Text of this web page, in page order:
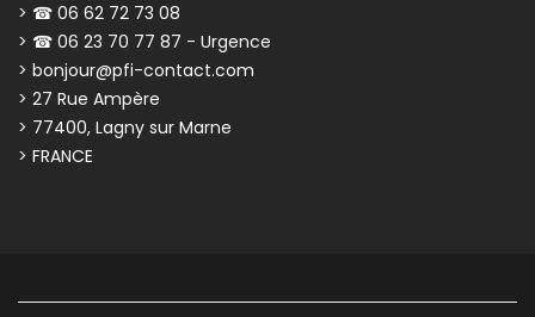
> ☎ 06 62 72 73 08
> ☎ 06 23 70 77 87 - Urgence
> bonjour@pfi-contact.com
> 27 Rue Ampère
> 77400, Lagny sur Marne
> FRANCE